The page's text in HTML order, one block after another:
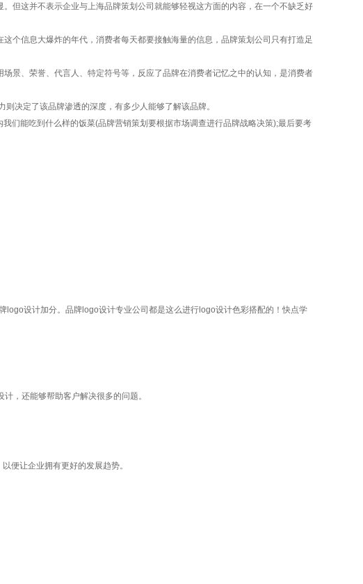
这并不表示企业与上海品牌策划公司就能够轻视这方面的内容，在一个不缺乏好
信息大爆炸的年代，消费者每天都要接触海量的信息，品牌策划公司只有打造足
、荣誉、代言人、特定符号等，反应了品牌在消费者记忆之中的认知，是消费者
决定了该品牌渗透的深度，有多少人能够了解该品牌。
能吃到什么样的饭菜(品牌营销策划要根据市场调查进行品牌战略决策);最后要考
设计加分。品牌logo设计专业公司都是这么进行logo设计色彩搭配的！快点学
，还能够帮助客户解决很多的问题。
便让企业拥有更好的发展趋势。